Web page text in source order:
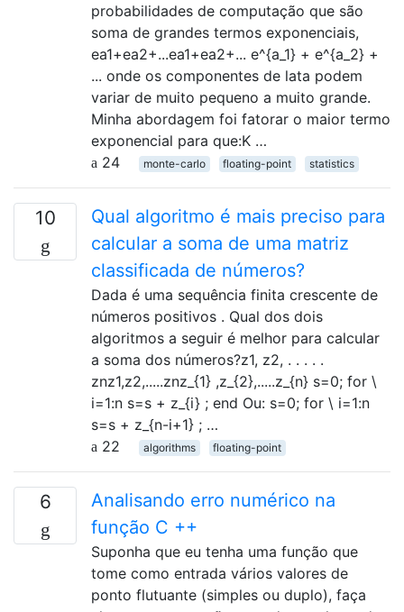
probabilidades de computação que são
soma de grandes termos exponenciais,
ea1+ea2+...ea1+ea2+... e^{a_1} + e^{a_2} +
... onde os componentes de lata podem
variar de muito pequeno a muito grande.
Minha abordagem foi fatorar o maior termo
exponencial para que:K …
24
monte-carlo floating-point statistics
10
Qual algoritmo é mais preciso para
calcular a soma de uma matriz
classificada de números?
Dada é uma sequência finita crescente de
números positivos . Qual dos dois
algoritmos a seguir é melhor para calcular
a soma dos números?z1, z2, . . . . .
znz1,z2,.....znz_{1} ,z_{2},.....z_{n} s=0; for \
i=1:n s=s + z_{i} ; end Ou: s=0; for \ i=1:n
s=s + z_{n-i+1} ; …
22
algorithms floating-point
6
Analisando erro numérico na
função C ++
Suponha que eu tenha uma função que
tome como entrada vários valores de
ponto flutuante (simples ou duplo), faça